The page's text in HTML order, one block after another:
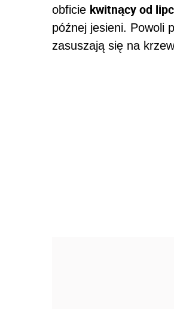
obficie kwitnący od
późnej jesieni. Powoli
zasuszają się na